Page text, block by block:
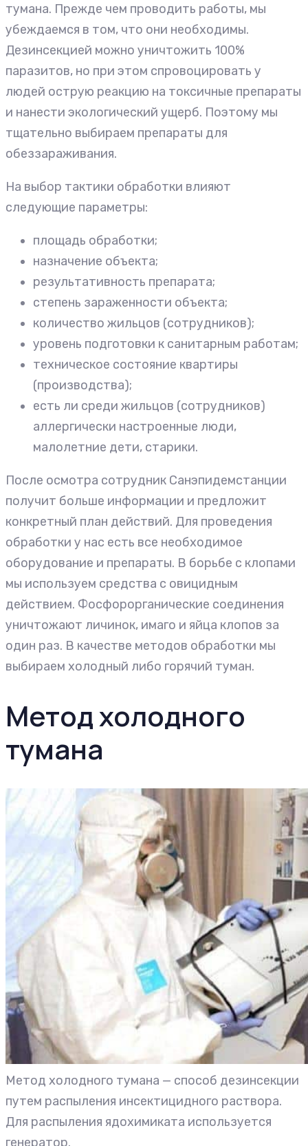
тумана. Прежде чем проводить работы, мы
убеждаемся в том, что они необходимы.
Дезинсекцией можно уничтожить 100%
паразитов, но при этом спровоцировать у
людей острую реакцию на токсичные препараты
и нанести экологический ущерб. Поэтому мы
тщательно выбираем препараты для
обеззараживания.
На выбор тактики обработки влияют
следующие параметры:
площадь обработки;
назначение объекта;
результативность препарата;
степень зараженности объекта;
количество жильцов (сотрудников);
уровень подготовки к санитарным работам;
техническое состояние квартиры
(производства);
есть ли среди жильцов (сотрудников)
аллергически настроенные люди,
малолетние дети, старики.
После осмотра сотрудник Санэпидемстанции
получит больше информации и предложит
конкретный план действий. Для проведения
обработки у нас есть все необходимое
оборудование и препараты. В борьбе с клопами
мы используем средства с овицидным
действием. Фосфорорганические соединения
уничтожают личинок, имаго и яйца клопов за
один раз. В качестве методов обработки мы
выбираем холодный либо горячий туман.
Метод холодного
тумана
Метод холодного тумана — способ дезинсекции
путем распыления инсектицидного раствора.
Для распыления ядохимиката используется
генератор.